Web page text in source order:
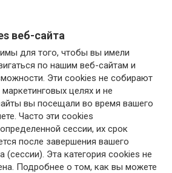
веб-сайта
для того, чтобы вы имели
по нашим веб-сайтам и
Эти cookies не собирают
целях и не
вы посещали во время вашего
Часто эти cookies
сессии, их срок
после завершения вашего
(сессии). Эта категория cookies не
Подробнее о том, как вы можете